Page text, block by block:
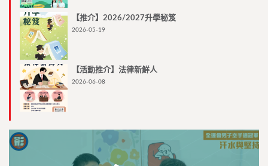
【推介】2026/2027升學秘笈
2026-05-19
【活動推介】法律新鮮人
2026-06-08